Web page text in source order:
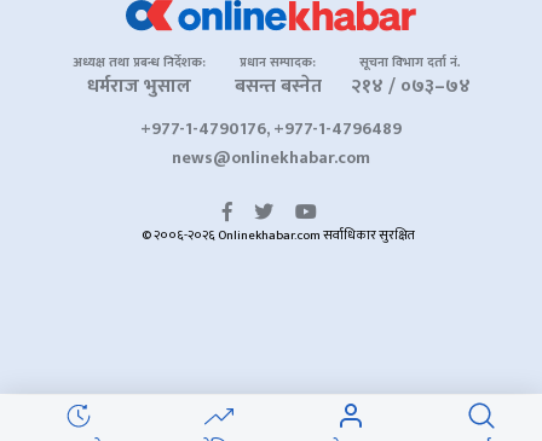
अध्यक्ष तथा प्रबन्ध निर्देशक:
धर्मराज भुसाल
प्रधान सम्पादक:
बसन्त बस्नेत
सूचना विभाग दर्ता नं.
२१४ / ०७३–७४
+977-1-4790176, +977-1-4796489
news@onlinekhabar.com
© २००६-२०२६ Onlinekhabar.com सर्वाधिकार सुरक्षित